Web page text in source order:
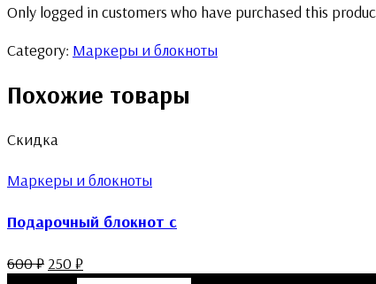
Only logged in customers who have purchased this
Category: Маркеры и блокноты
Похожие товары
Скидка
Маркеры и блокноты
Подарочный блокнот с
600₽ 250 ₽